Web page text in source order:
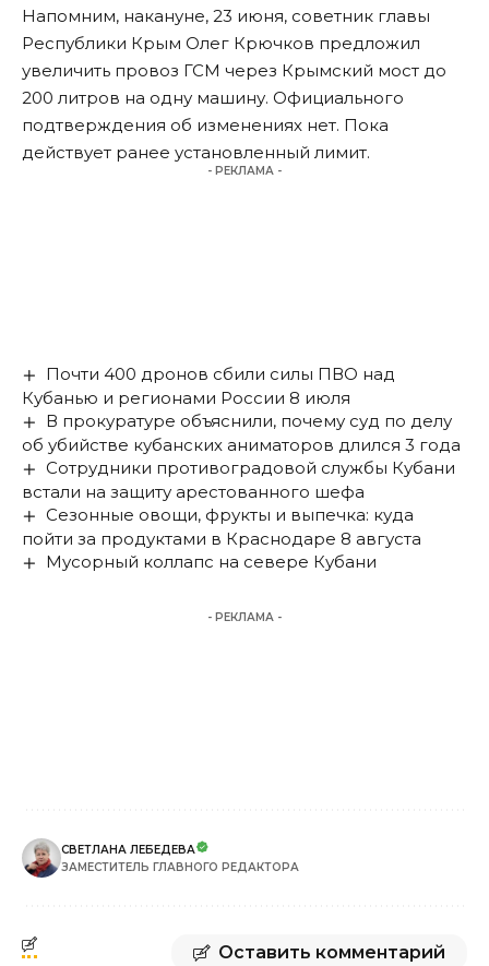
Напомним, накануне, 23 июня, советник главы
Республики Крым Олег Крючков предложил
увеличить провоз ГСМ через Крымский мост до
200 литров на одну машину. Официального
подтверждения об изменениях нет. Пока
действует ранее установленный лимит.
- РЕКЛАМА -
Почти 400 дронов сбили силы ПВО над
Кубанью и регионами России 8 июля
В прокуратуре объяснили, почему суд по делу
об убийстве кубанских аниматоров длился 3 года
Сотрудники противоградовой службы Кубани
встали на защиту арестованного шефа
Сезонные овощи, фрукты и выпечка: куда
пойти за продуктами в Краснодаре 8 августа
Мусорный коллапс на севере Кубани
- РЕКЛАМА -
СВЕТЛАНА ЛЕБЕДЕВА
ЗАМЕСТИТЕЛЬ ГЛАВНОГО РЕДАКТОРА
Оставить комментарий